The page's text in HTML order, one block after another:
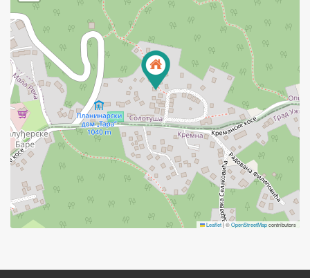
Leaflet|©OpenStreetMapcontributors